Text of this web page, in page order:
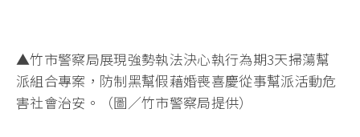
▲竹市警察局展現強勢執法決心執行為期3天掃蕩幫
派組合專案，防制黑幫假藉婚喪喜慶從事幫派活動危
害社會治安。（圖／竹市警察局提供）